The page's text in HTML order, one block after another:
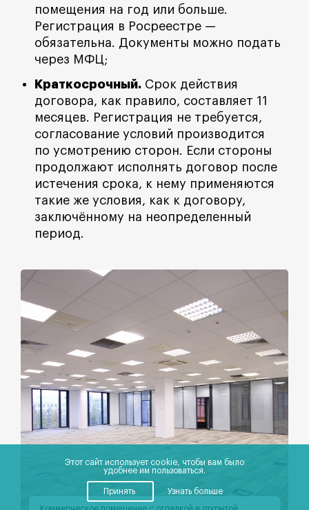
помещения на год или больше.
Регистрация в Росреестре —
обязательна. Документы можно подать
через МФЦ;
Краткосрочный. Срок действия
договора, как правило, составляет 11
месяцев. Регистрация не требуется,
согласование условий производится
по усмотрению сторон. Если стороны
продолжают исполнять договор после
истечения срока, к нему применяются
такие же условия, как к договору,
заключённому на неопределенный
период.
Этот сайт использует cookie, чтобы вам было
удобнее им пользоваться.
Принять Узнать больше